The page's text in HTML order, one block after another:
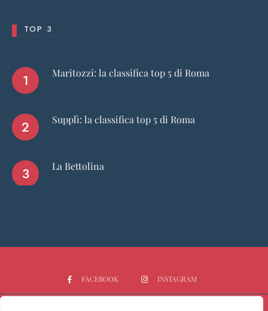
TOP 3
Maritozzi: la classifica top 5 di Roma
Supplì: la classifica top 5 di Roma
La Bettolina
FACEBOOK INSTAGRAM